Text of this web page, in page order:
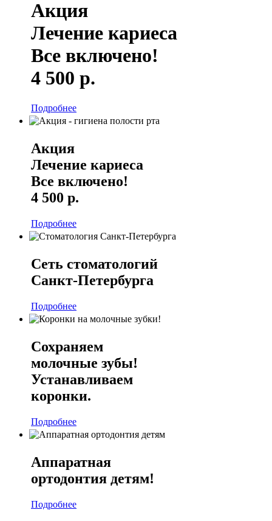
звонок
клиники
Акция
Лечение кариеса
Все включено!
4 500 р.
Подробнее
Акция
Лечение кариеса
Все включено!
4 500 р.
Подробнее
Сеть стоматологий
Санкт-Петербурга
Подробнее
Сохраняем
молочные зубы!
Устанавливаем
коронки.
Подробнее
Аппаратная
ортодонтия детям!
Подробнее